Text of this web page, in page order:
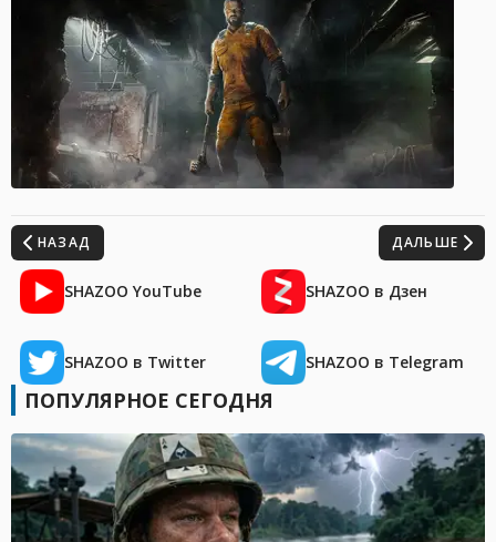
НАЗАД ДАЛЬШЕ
SHAZOO YouTube SHAZOO в Дзен
SHAZOO в Twitter SHAZOO в Telegram
ПОПУЛЯРНОЕ СЕГОДНЯ